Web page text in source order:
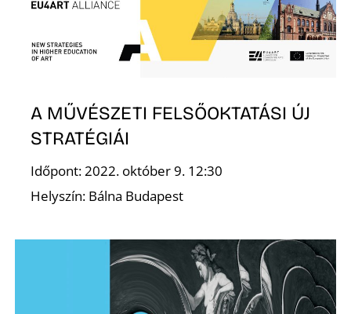
A MŰVÉSZETI FELSŐOKTATÁSI ÚJ
STRATÉGIÁI
Időpont: 2022. október 9. 12:30
Helyszín: Bálna Budapest